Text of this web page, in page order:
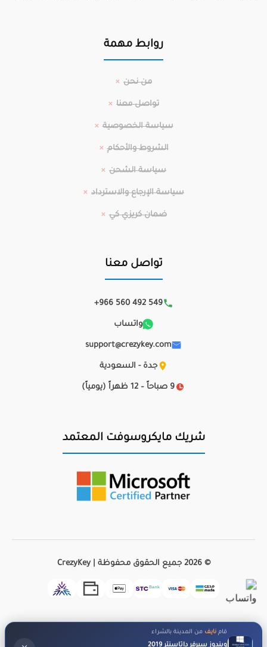
روابط مهمة
من نحن
تواصل معنا
سياسة الخصوصية
الشروط والأحكام
سياسة الشحن
سياسة الإرجاع والاسترداد
ضمان كريزي كي
تواصل معنا
+966 560 492 549
واتساب
support@crezykey.com
جدة - السعودية
9 صباحاً – 12 ظهراً (يومياً)
شريك مايكروسوفت المعتمد
© 2026 جميع الحقوق محفوظة | CrezyKey
ويندوز سيرفر داتاسنتر 2019 ×